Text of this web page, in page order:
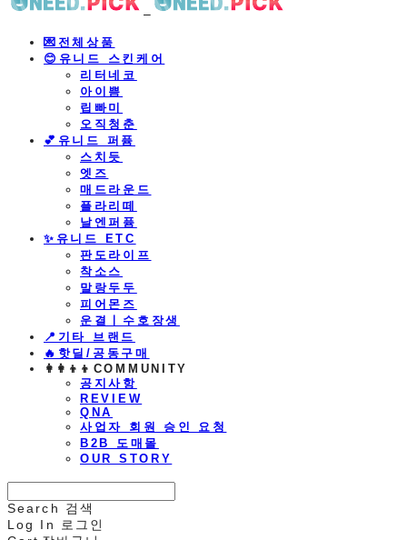
💌전체상품
😊유니드 스킨케어
리터네코
아이쁨
립빠미
오직청춘
💕유니드 퍼퓸
스치듯
엣즈
매드라운드
플라리떼
날엔퍼퓸
​✨유니드 ETC
판도라이프
착소스
말랑두두
피어몬즈
운결ㅣ수호장생
📍기타 브랜드
🔥핫딜/공동구매
👩‍👩‍👦‍👦COMMUNITY
공지사항
REVIEW
QNA
사업자 회원 승인 요청
B2B 도매몰
OUR STORY
Search
검색
Log In
로그인